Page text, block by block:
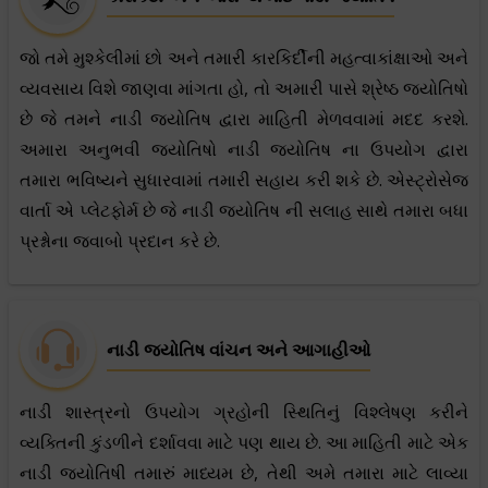
જો તમે મુશ્કેલીમાં છો અને તમારી કારકિર્દીની મહત્વાકાંક્ષાઓ અને
વ્યવસાય વિશે જાણવા માંગતા હો, તો અમારી પાસે શ્રેષ્ઠ જ્યોતિષો
છે જે તમને નાડી જ્યોતિષ દ્વારા માહિતી મેળવવામાં મદદ કરશે.
અમારા અનુભવી જ્યોતિષો નાડી જ્યોતિષ ના ઉપયોગ દ્વારા
તમારા ભવિષ્યને સુધારવામાં તમારી સહાય કરી શકે છે. એસ્ટ્રોસેજ
વાર્તા એ પ્લેટફોર્મ છે જે નાડી જ્યોતિષ ની સલાહ સાથે તમારા બધા
પ્રશ્નોના જવાબો પ્રદાન કરે છે.
નાડી જ્યોતિષ વાંચન અને આગાહીઓ
નાડી શાસ્ત્રનો ઉપયોગ ગ્રહોની સ્થિતિનું વિશ્લેષણ કરીને
વ્યક્તિની કુંડળીને દર્શાવવા માટે પણ થાય છે. આ માહિતી માટે એક
નાડી જ્યોતિષી તમારું માધ્યમ છે, તેથી અમે તમારા માટે લાવ્યા